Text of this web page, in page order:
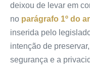
deixou de levar em
no parágrafo 1º do
inserida pelo
intenção de
segurança e a